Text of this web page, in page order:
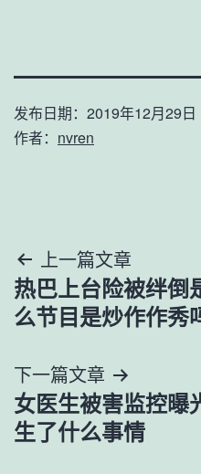
发布日期： 2019年12月29日
作者： nvren
文
章
航
上一篇文章
热巴上台险被绊倒
么节目是炒作作秀
下一篇文章
女医生被害监控曝
生了什么事情